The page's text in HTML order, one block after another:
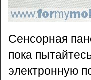
Сенсорная
пока
электронную